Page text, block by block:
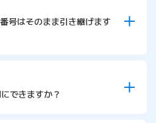
号はそのまま引き継げます
できますか？